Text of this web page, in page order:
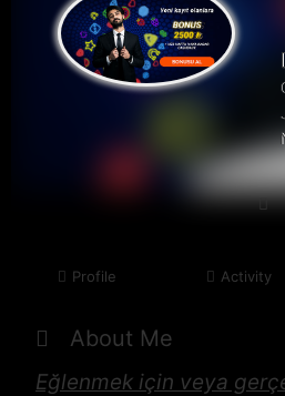
Profile Activity
About Me
Eğlenmek için veya